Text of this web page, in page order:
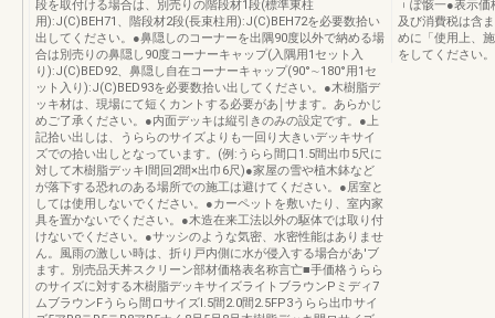
段を取付ける場合は、別売りの階段材1段(標準東柱
用):J(C)BEH71、階段材2段(長束柱用):J(C)BEH72を必要数拾い
出してください。●鼻隠しのコーナーを出隅90度以外で納める場
合は別売りの鼻隠し90度コーナーキャップ(入隅用1セット入
り):J(C)BED92、鼻隠し自在コーナーキャップ(90°∼180°用1セ
ット入り):J(C)BED93を必要数拾い出してください。●木樹脂デ
ッキ材は、現場にて短くカントする必要があ￨サます。あらかじ
めご了承ください。●内面デッキは縦引きのみの設定です。●上
記拾い出しは、うららのサイズよりも一回り大きいデッキサイ
ズでの拾い出しとなっています。(例:うらら間口1.5間出巾5尺に
対して木樹脂デッキI間回2間×出巾6尺)●家屋の雪や植木鉢など
が落下する恐れのある場所での施工は避けてください。●居室と
しては使用しないでください。●カーペットを敷いたり、室内家
具を置かないでください。●木造在来工法以外の駆体では取り付
けないでください。●サッシのような気密、水密性能はありませ
ん。風雨の激しい時は、折り戸内側に水が侵入する場合があ'ブ
ます。別売品天丼スクリーン部材価格表名称言亡■手価格うらら
のサイズに対する木樹脂デッキサイズライトブラウンPミディ7
ムブラウンFうらら間ロサイズl.5間2.0間2.5FP3うらら出巾サイ
︲ぽ骸一●表示
及び消費税は含
めに「使用上、
をしてください